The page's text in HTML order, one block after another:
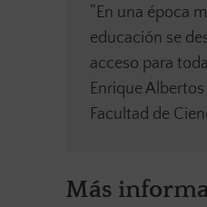
“En una época
educación se
acceso para
Enrique
Facultad de
Más